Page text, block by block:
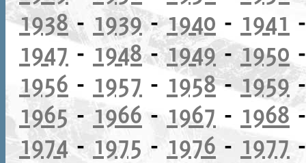
1938- 1939-1940 - 1941
1947 - 1948-1949-1950
1956 - 1957 - 1958-1959
1965 -1966 - 1967 - 1968
1974- 1975 - 1976 - 1977